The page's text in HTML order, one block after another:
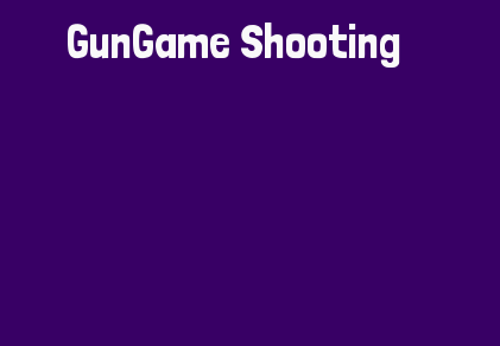
GunGame Shooting